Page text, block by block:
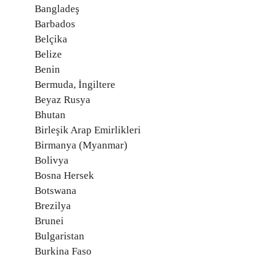
Bangladeş
Barbados
Belçika
Belize
Benin
Bermuda, İngiltere
Beyaz Rusya
Bhutan
Birleşik Arap Emirlikleri
Birmanya (Myanmar)
Bolivya
Bosna Hersek
Botswana
Brezilya
Brunei
Bulgaristan
Burkina Faso